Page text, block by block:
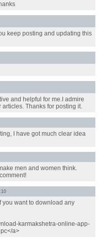
keep posting and updating this
and helpful for me.I admire
Thanks for posting it.
I have got much clear idea
men and women think.
you want to download any
karmakshetra-online-app-
a>